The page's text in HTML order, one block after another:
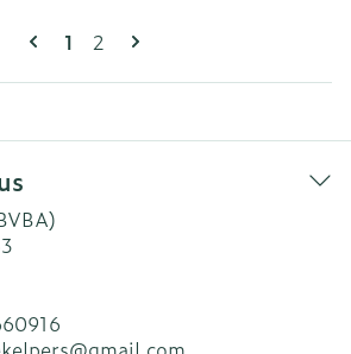
Pages
Vous lisez actuellement la
1 Page
2